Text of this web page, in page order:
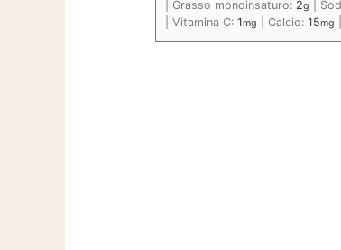
Grasso monoinsaturo: 2g
Vitamina C: 1mg Calcio: 15mg